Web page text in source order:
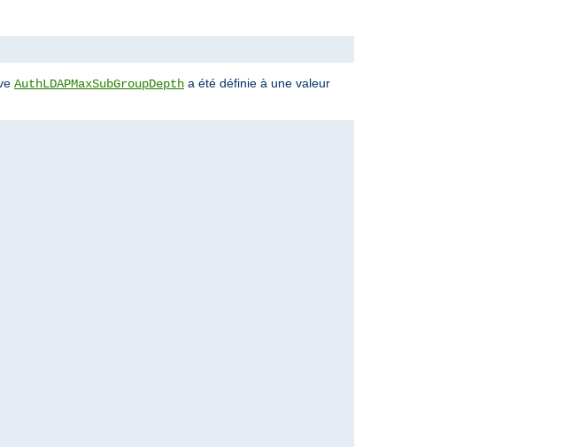
AuthLDAPMaxSubGroupDepth a été définie à une valeur